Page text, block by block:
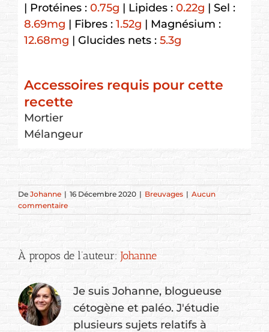
| Protéines : 0.75g | Lipides : 0.22g | Sel :
8.69mg | Fibres : 1.52g | Magnésium :
12.68mg | Glucides nets : 5.3g
Accessoires requis pour cette
recette
Mortier
Mélangeur
De Johanne | 16 Décembre 2020 | Breuvages | Aucun
commentaire
À propos de l’auteur: Johanne
Je suis Johanne, blogueuse
cétogène et paléo. J'étudie
plusieurs sujets relatifs à